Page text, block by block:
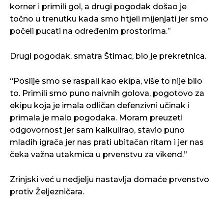
korner i primili gol, a drugi pogodak došao je
točno u trenutku kada smo htjeli mijenjati jer smo
počeli pucati na određenim prostorima.”
Drugi pogodak, smatra Štimac, bio je prekretnica.
“Poslije smo se raspali kao ekipa, više to nije bilo
to. Primili smo puno naivnih golova, pogotovo za
ekipu koja je imala odličan defenzivni učinak i
primala je malo pogodaka. Moram preuzeti
odgovornost jer sam kalkulirao, stavio puno
mladih igrača jer nas prati ubitačan ritam i jer nas
čeka važna utakmica u prvenstvu za vikend.”
Zrinjski već u nedjelju nastavlja domaće prvenstvo
protiv Željezničara.